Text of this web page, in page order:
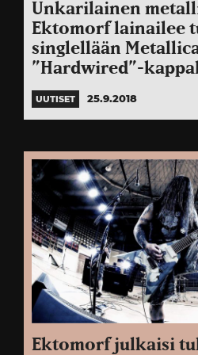
Unkarilainen
Ektomorf lainailee
singlellään
”Hardwired”-
UUTISET 25.9.2018
Ektomorf julkaisi